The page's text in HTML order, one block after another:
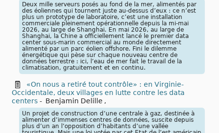
Deux mille serveurs posés au fond de la mer, alimentés par
des éoliennes qui tournent juste au-dessus d’eux : ce n’est
plus un prototype de laboratoire, c’est une installation
commerciale pleinement opérationnelle depuis la mi-mai
2026, au large de Shanghai. En mai 2026, au large de
Shanghai, la Chine a officiellement lancé le premier data
center sous-marin commercial au monde directement
alimenté par un parc éolien offshore. Fini le dilemme
énergétique qui pèse sur chaque nouveau centre de
données terrestre : ici, l’eau de mer fait le travail de la
climatisation, gratuitement et en continu.
«On nous a retiré tout contrôle» : en Virginie-
Occidentale, deux villages en lutte contre les data
centers - Benjamin Delille ,
Un projet de construction d’une centrale à gaz, destinée à
alimenter d’immenses centres de données, suscite depuis
plus d’un an l’opposition d’habitants d’une vallée